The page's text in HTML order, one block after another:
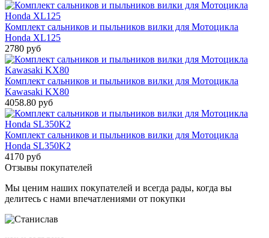
Комплект сальников и пыльников вилки для Мотоцикла
Honda XL125
2780 руб
Комплект сальников и пыльников вилки для Мотоцикла
Kawasaki KX80
4058.80 руб
Комплект сальников и пыльников вилки для Мотоцикла
Honda SL350K2
4170 руб
Отзывы покупателей
Мы ценим наших покупателей и всегда рады, когда вы
делитесь с нами впечатлениями от покупки